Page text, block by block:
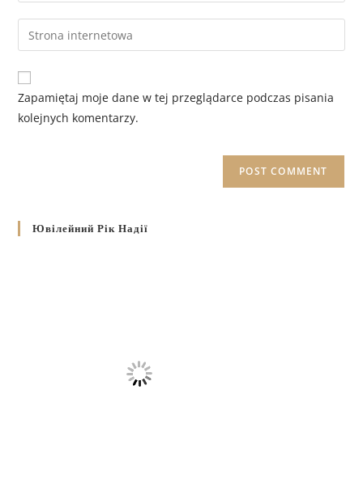
Zapamiętaj moje dane w tej przeglądarce podczas pisania
kolejnych komentarzy.
Ювілейний Рік Надії